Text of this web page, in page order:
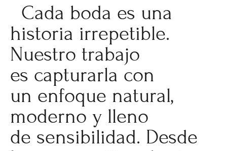
Cada boda es una
historia irrepetible.
Nuestro trabajo
es capturarla con
un enfoque natural,
moderno y lleno
de sensibilidad. Desde